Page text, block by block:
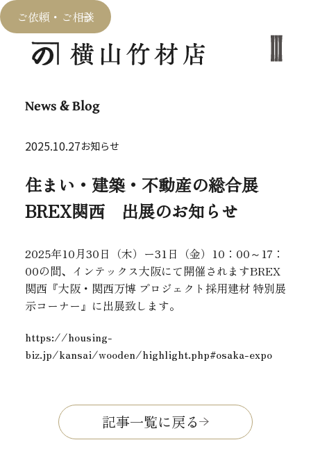
ご依頼・ご相談
News & Blog
2025.10.27お知らせ
住まい・建築・不動産の総合展
BREX関西 出展のお知らせ
2025年10月30日（木）ー31日（金）10：00～17：
00の間、インテックス大阪にて開催されますBREX
関西『大阪・関西万博 プロジェクト採用建材 特別展
示コーナー』に出展致します。
https://housing-
biz.jp/kansai/wooden/highlight.php#osaka-expo
記事一覧に戻る